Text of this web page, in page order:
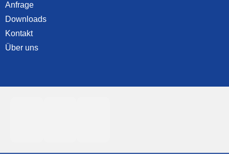
Anfrage
Downloads
Kontakt
Über uns